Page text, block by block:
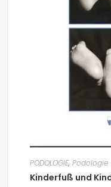
PODOLOGIE, Podologie
Kinderfuß und